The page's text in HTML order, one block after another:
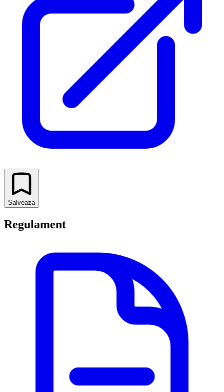
Salveaza
Regulament